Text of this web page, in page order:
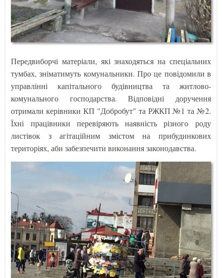
Передвиборчі матеріали, які знаходяться на спеціальних
тумбах, зніматимуть комунальники. Про це повідомили в
управлінні капітального будівництва та житлово-
комунального господарства. Відповідні доручення
отримали керівники КП "Добробут" та РЖКП №1 та №2.
Їхні працівники перевіряють наявність різного роду
листівок з агітаційним змістом на прибудинкових
територіях, аби забезпечити виконання законодавства.